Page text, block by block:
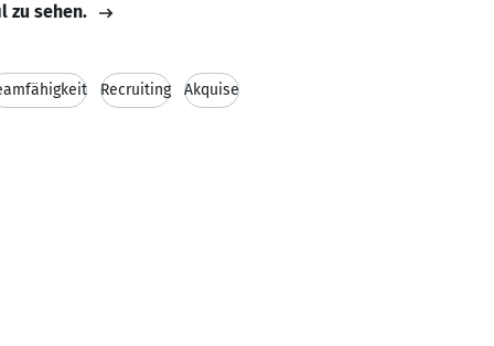
zu sehen.
Recruiting Akquise